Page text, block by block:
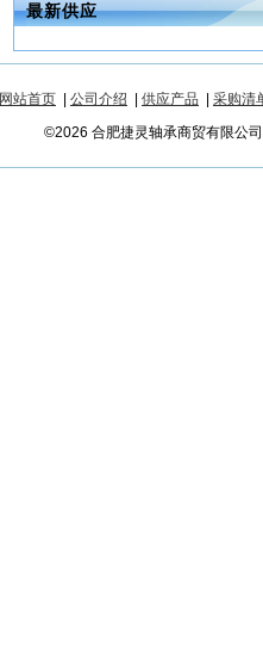
最新供应
网站首页 公司介绍 供应产品
采购清
©2026 合肥捷灵轴承商贸有限公